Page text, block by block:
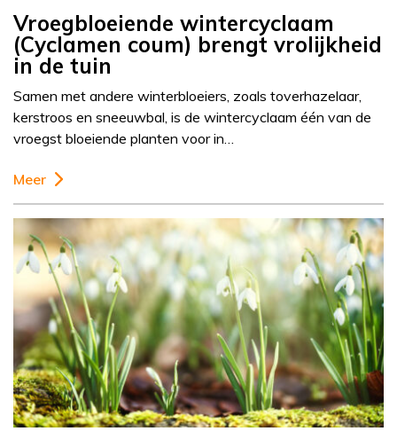
Vroegbloeiende wintercyclaam
(Cyclamen coum) brengt vrolijkheid
in de tuin
Samen met andere winterbloeiers, zoals toverhazelaar,
kerstroos en sneeuwbal, is de wintercyclaam één van de
vroegst bloeiende planten voor in…
Meer